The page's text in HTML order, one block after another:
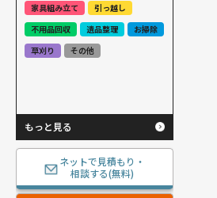
家具組み立て
引っ越し
不用品回収
遺品整理
お掃除
草刈り
その他
もっと見る
ネットで見積もり・
相談する(無料)